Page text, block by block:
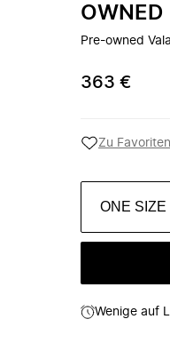
OWNED
Pre-owned
363 €
Zu
ONE SIZE
Wenige auf